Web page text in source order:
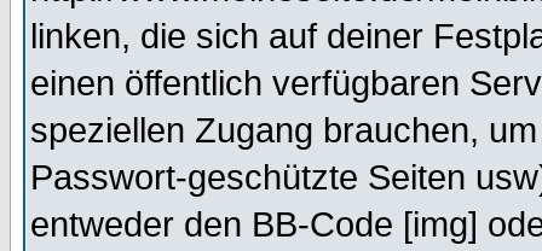
linken, die sich auf deiner
einen öffentlich verfügbaren
speziellen Zugang brauchen,
Passwort-geschützte Seiten
entweder den BB-Code [img]